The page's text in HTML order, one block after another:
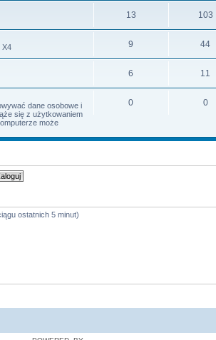
13 103
X4 9 44
6 11
dane osobowe i
się z użytkowaniem
może
0 0
ostatnich 5 minut)